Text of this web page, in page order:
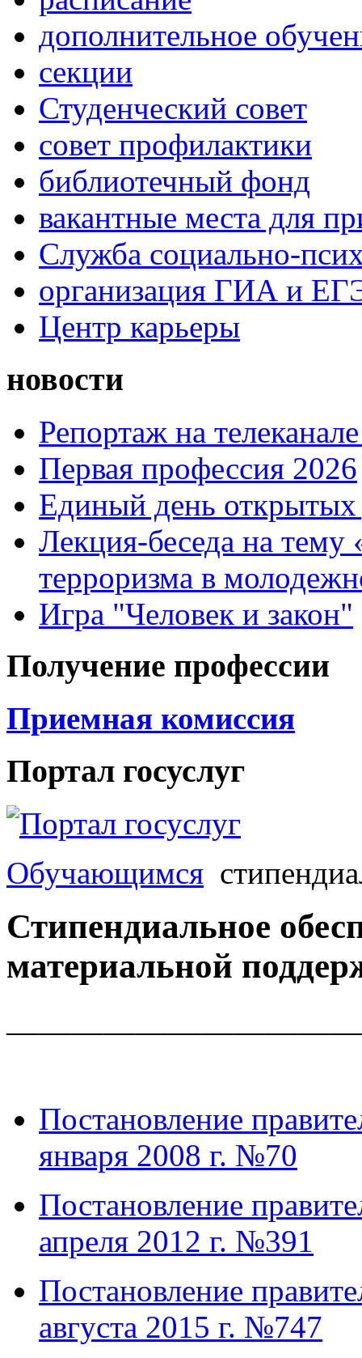
дополнительное
секции
Студенческий совет
совет профилактики
библиотечный фонд
вакантные места для
Служба социально-
организация ГИА и
Центр карьеры
новости
Репортаж на
Первая профессия 2026
Единый день открытых
Лекция-беседа на тему
терроризма в
Игра "Человек и закон"
Получение профессии
Приемная комиссия
Портал госуслуг
Обучающимся
Стипендиальное
материальной
Постановление
января 2008 г. №70
Постановление
апреля 2012 г. №391
Постановление
августа 2015 г. №747